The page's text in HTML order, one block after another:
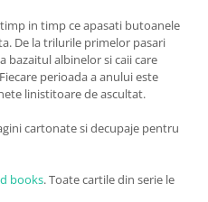
in timp ce apasati butoanele
De la trilurile primelor pasari
bazaitul albinelor si caii care
perioada a anului este
linistitoare de ascultat.
cartonate si decupaje pentru
books. Toate cartile din serie le